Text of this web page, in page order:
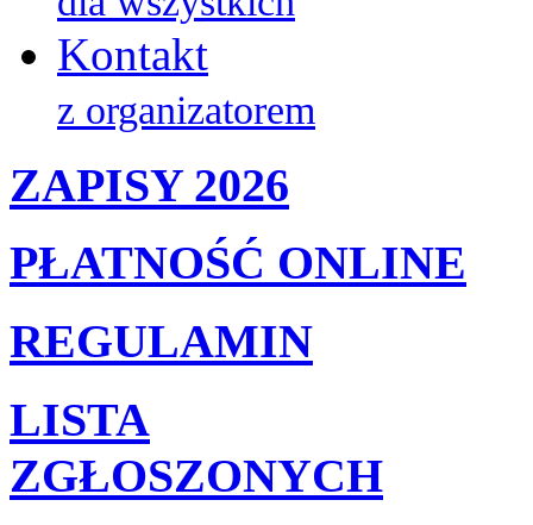
Kontakt
z organizatorem
ZAPISY 2026
PŁATNOŚĆ ONLINE
REGULAMIN
LISTA
ZGŁOSZONYCH